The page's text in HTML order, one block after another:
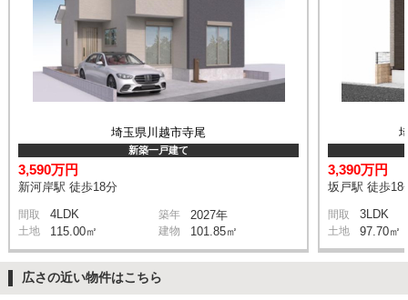
埼玉県川越市寺尾
新築一戸建て
3,590万円
新河岸駅 徒歩18分
間取 4LDK 築年 2027年
土地 115.00㎡ 建物 101.85㎡
3,390万円
坂戸駅 徒歩18
間取 3LDK
土地 97.70㎡
広さの近い物件はこちら